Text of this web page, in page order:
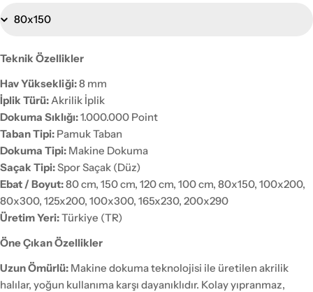
Teknik Özellikler
Hav Yüksekliği:8 mm
İplik Türü:Akrilik İplik
Dokuma Sıklığı:1.000.000 Point
Taban Tipi: Pamuk Taban
Dokuma Tipi: Makine Dokuma
Saçak Tipi:Spor Saçak (Düz)
Ebat / Boyut:80 cm, 150 cm, 120 cm, 100 cm, 80x150, 100x200,
80x300, 125x200, 100x300, 165x230, 200x290
Üretim Yeri:Türkiye (TR)
Öne Çıkan Özellikler
Uzun Ömürlü: Makine dokuma teknolojisi ile üretilen akrilik
halılar, yoğun kullanıma karşı dayanıklıdır. Kolay yıpranmaz,